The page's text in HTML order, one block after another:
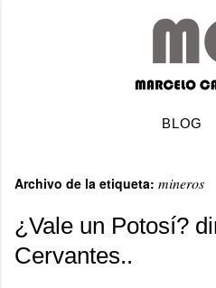
BLOG
Archivo de la etiqueta: mineros
¿Vale un Potosí?
Cervantes..